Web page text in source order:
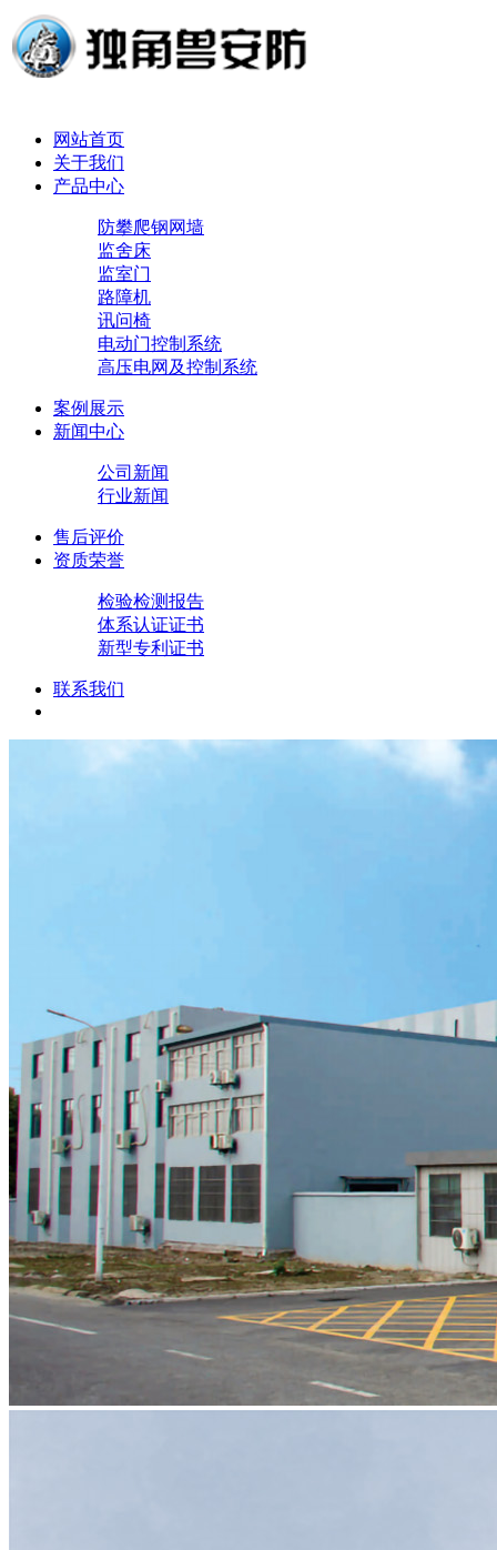
网站首页
关于我们
产品中心
防攀爬钢网墙
监舍床
监室门
路障机
讯问椅
电动门控制系统
高压电网及控制系统
案例展示
新闻中心
公司新闻
行业新闻
售后评价
资质荣誉
检验检测报告
体系认证证书
新型专利证书
联系我们